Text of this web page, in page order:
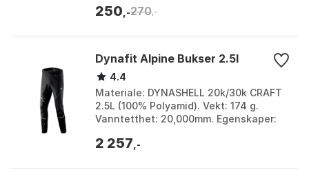
Størrelse: S,...
250 ,-270,-
Dynafit Alpine Bukser 2.5l
4.4
Materiale: DYNASHELL 20k/30k CRAFT
2.5L (100% Polyamid). Vekt: 174 g.
Vanntetthet: 20,000mm. Egenskaper:
elastisk i livet, f...
2 257 ,-